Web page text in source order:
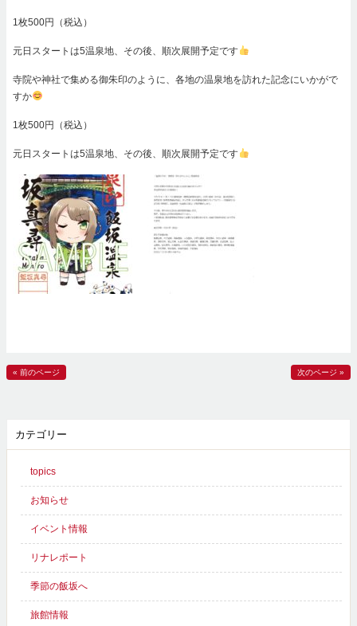
1枚500円（税込）
元日スタートは5温泉地、その後、順次展開予定です
寺院や神社で集める御朱印のように、各地の温泉地を訪れた記念にいかがで
すか
1枚500円（税込）
元日スタートは5温泉地、その後、順次展開予定です
« 前のページ 次のページ »
カテゴリー
topics
お知らせ
イベント情報
リナレポート
季節の飯坂へ
旅館情報